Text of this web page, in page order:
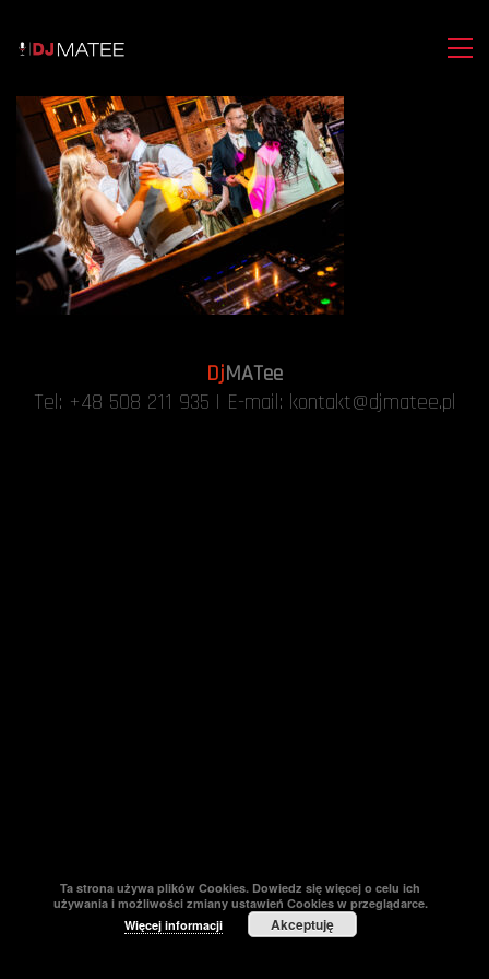
DjMATee
Tel: +48 508 211 935 | E-mail: kontakt@djmatee.pl
Ta strona używa plików Cookies. Dowiedz się więcej o celu ich
używania i możliwości zmiany ustawień Cookies w przeglądarce.
Więcej informacji
Akceptuję